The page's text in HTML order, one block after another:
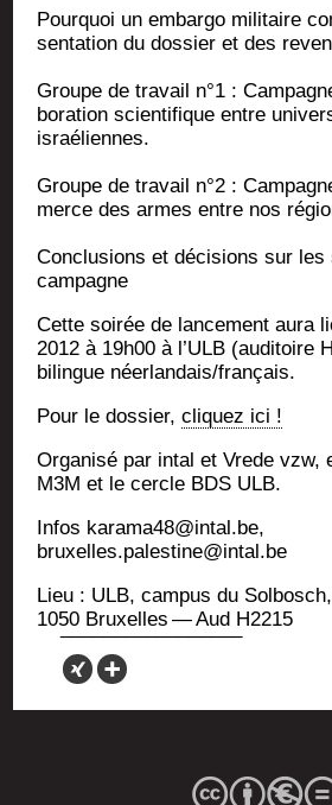
Pour­quoi un embar­go mili­taire
sen­ta­tion du dos­sier et des
Groupe de tra­vail n°1 :
bo­ra­tion scien­ti­fique entre
israéliennes.
Groupe de tra­vail n°2 :
merce des armes entre nos
Conclu­sions et déci­sions sur les
campagne
Cette soi­rée de lan­ce­ment aura
2012 à 19h00 à l’ULB (audi­toire
bilingue néerlandais/français.
Pour le dos­sier,cli­quez ici !
Orga­ni­sé par intal et Vrede vzw,
M3M et le cercle BDS ULB.
Infos karama48@intal.be,
bruxelles.palestine@intal.be
Lieu : ULB, cam­pus du
1050 Bruxelles — Aud H2215